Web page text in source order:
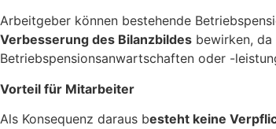
Arbeitgeber können bestehende
Verbesserung des Bilanzbildes bewirken,
Betriebspensionsanwartschaften oder -
Vorteil für Mitarbeiter
Als Konsequenz daraus besteht keine